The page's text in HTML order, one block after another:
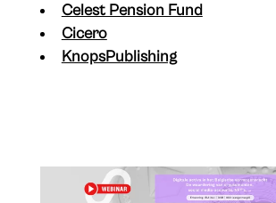
Celest Pension Fund
Cicero
KnopsPublishing